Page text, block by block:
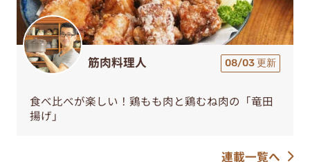
筋肉料理人 08/03 更新
食べ比べが楽しい！鶏もも肉と鶏むね肉の「竜田
揚げ」
連載一覧へ